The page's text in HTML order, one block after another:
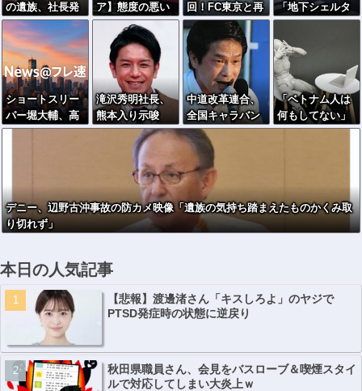
の遺族、社長発
言にブチギレ
「本当のことを
話して」
ア】態度の悪い
日本の店員を黙
らせる方法
回！FC東京と再
契約ｷﾀ━━━━
(ﾟ∀ﾟ)━━━━!!
「地下シェルタ
ー」整備を正式
表明…小池百合
子知事「多くの
方が滞在、施設
整備の効果高
い」
ショートスリー
パー堀大輔、高
須幹弥にブチギ
滝沢秀明社長、
熊本入り示唆
「男手が必要。
時間を見つけて
行きたい」
中道改革連合、
全国キャラバン
開始も「で、お
前誰？」状態ｗ
ｗｗｗｗ
「ベトナム人は
何もしてない」
拡散民、弁護士
デニー、辺野古沖事故の防カメ映像「遺族の気持ち踏まえたものかくみ取
り切れず」
本日の人気記事
【悲報】渡邊渚さん「キスしろよ」のヤジで
PTSD発症時の状態に逆戻り
秋田県職員さん、会見をバスローブ＆喫煙スタイ
ルで対応してしまい大炎上ｗ